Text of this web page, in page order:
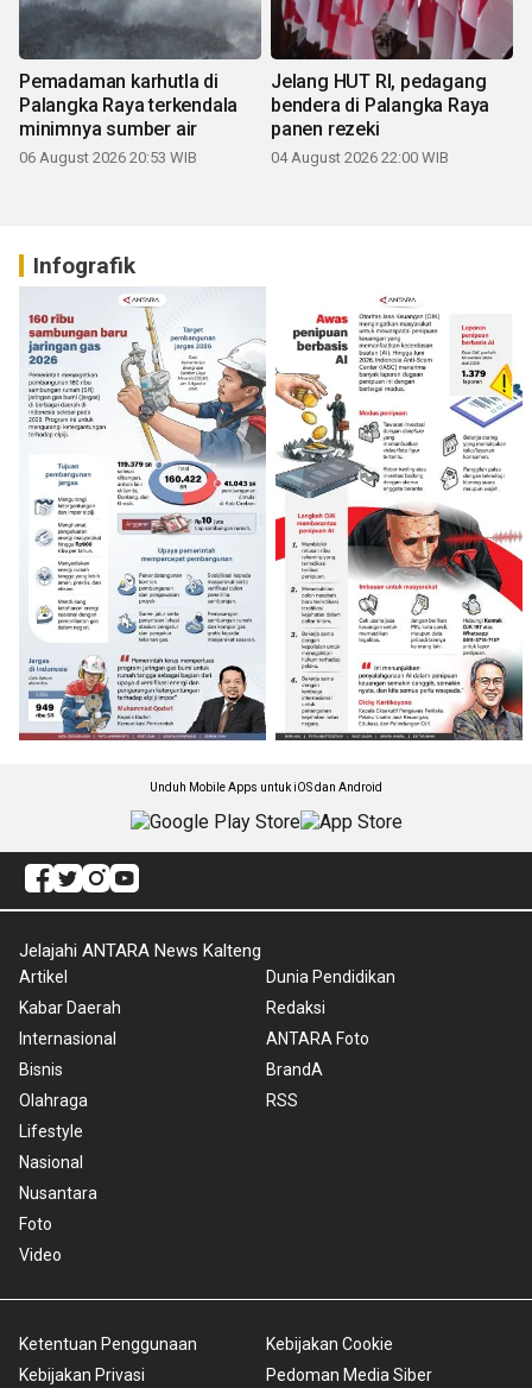
Pemadaman karhutla di
Palangka Raya terkendala
minimnya sumber air
06 August 2026 20:53 WIB
Jelang HUT RI, pedagang
bendera di Palangka Raya
panen rezeki
04 August 2026 22:00 WIB
Infografik
Unduh Mobile Apps untuk iOS dan Android
Jelajahi ANTARA News Kalteng
Artikel
Kabar Daerah
Internasional
Bisnis
Olahraga
Lifestyle
Nasional
Nusantara
Foto
Video
Dunia Pendidikan
Redaksi
ANTARA Foto
BrandA
RSS
Ketentuan Penggunaan
Kebijakan Privasi
Kebijakan Cookie
Pedoman Media Siber